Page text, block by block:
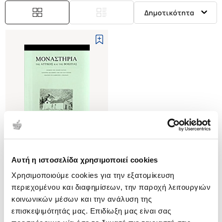
Αυτή η ιστοσελίδα χρησιμοποιεί cookies
Χρησιμοποιούμε cookies για την εξατομίκευση
περιεχομένου και διαφημίσεων, την παροχή λειτουργιών
κοινωνικών μέσων και την ανάλυση της
επισκεψιμότητάς μας. Επιδίωξη μας είναι σας
Δημοτικότητα
(0)
ΜΟΝΑΣΤΗΡΙΑ ΤΗΣ ΑΤΤΙΚΗΣ ΚΑΙ
ΤΗΣ ΒΟΙΩΤΙΑΣ
ΧΑΡΑΚΤΙΚΑ ΣΚΑΛΙΣΜΕΝΑ ΑΠΟ
ΤΟΝ TAVY NOTTON
NOTTON ANDREE
Κωδ. Πολιτείας:1290-0046